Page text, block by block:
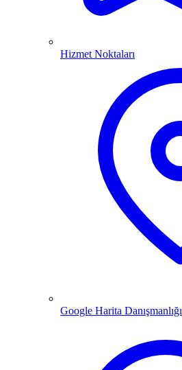
Hizmet Noktaları
Google Harita Danışmanlığı